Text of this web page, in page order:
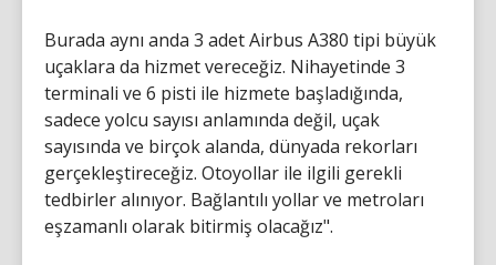
Burada aynı anda 3 adet Airbus A380 tipi büyük
uçaklara da hizmet vereceğiz. Nihayetinde 3
terminali ve 6 pisti ile hizmete başladığında,
sadece yolcu sayısı anlamında değil, uçak
sayısında ve birçok alanda, dünyada rekorları
gerçekleştireceğiz. Otoyollar ile ilgili gerekli
tedbirler alınıyor. Bağlantılı yollar ve metroları
eşzamanlı olarak bitirmiş olacağız".